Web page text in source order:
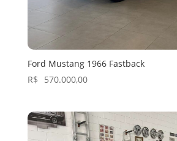
Ford Mustang 1966 Fastback
R$
570.000,00